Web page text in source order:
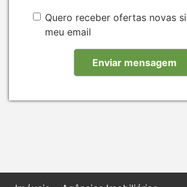
Quero receber ofertas novas
meu email